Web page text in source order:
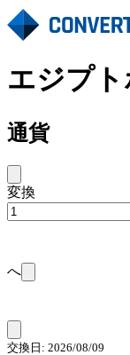
エジプ
通貨
変換
へ
交換日: 2026/08/09